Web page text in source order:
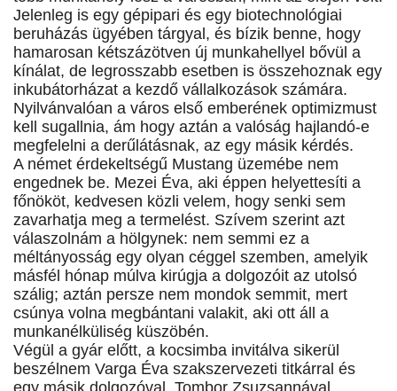
Jelenleg is egy gépipari és egy biotechnológiai
beruházás ügyében tárgyal, és bízik benne, hogy
hamarosan kétszázötven új munkahellyel bővül a
kínálat, de legrosszabb esetben is összehoznak egy
inkubátorházat a kezdő vállalkozások számára.
Nyilvánvalóan a város első emberének optimizmust
kell sugallnia, ám hogy aztán a valóság hajlandó-e
megfelelni a derűlátásnak, az egy másik kérdés.
A német érdekeltségű Mustang üzemébe nem
engednek be. Mezei Éva, aki éppen helyettesíti a
főnököt, kedvesen közli velem, hogy senki sem
zavarhatja meg a termelést. Szívem szerint azt
válaszolnám a hölgynek: nem semmi ez a
méltányosság egy olyan céggel szemben, amelyik
másfél hónap múlva kirúgja a dolgozóit az utolsó
szálig; aztán persze nem mondok semmit, mert
csúnya volna megbántani valakit, aki ott áll a
munkanélküliség küszöbén.
Végül a gyár előtt, a kocsimba invitálva sikerül
beszélnem Varga Éva szakszervezeti titkárral és